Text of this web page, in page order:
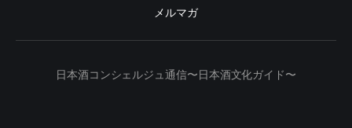
メルマガ
日本酒コンシェルジュ通信〜日本酒文化ガイド〜